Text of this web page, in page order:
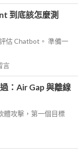
到底該怎麼測
估 Chatbot。 準備一
言
：Air Gap 與離線
體攻擊，第一個目標